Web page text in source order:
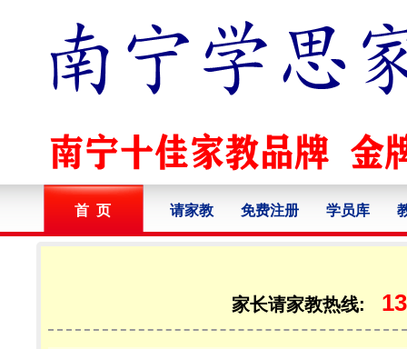
首 页 请家教 免费注册 学员库
家长请家教热线: